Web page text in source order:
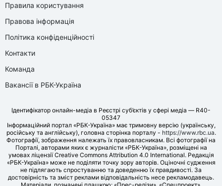
Правила користування
Правова інформація
Політика конфіденційності
Контакти
Команда
Вакансії в РБК-Україна
Ідентифікатор онлайн-медіа в Реєстрі суб’єктів у сфері медіа — R40-
05347
Інформаційний портал «РБК-Україна» має тримовну версію (українську,
російську та англійську), головна сторінка порталу - https://www.rbc.ua.
Фотографії, зображення належать їх правовласникам. Всі фотографії на
Порталі, авторами яких є журналісти «РБК-Україна», розміщені на
умовах ліцензії Creative Commons Attribution 4.0 International. Редакція
«РБК-Україна» може не поділяти точку зору авторів. Оціночні судження
не підлягають спростуванню та доведенню їх правдивості. За
достовірність та зміст реклами відповідальність несе рекламодавець.